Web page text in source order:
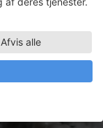
Afvis alle